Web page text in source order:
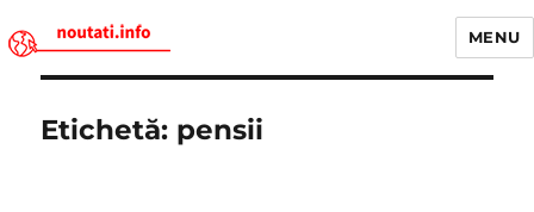
MENU
Etichetă: pensii